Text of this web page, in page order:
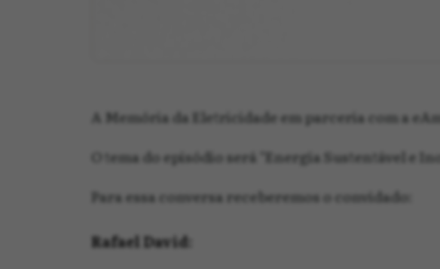
A Memória da Eletricidade em parceria com a
O tema do episódio será "Energia Sustentável e
Para essa conversa receberemos o convidado:
Rafael David: